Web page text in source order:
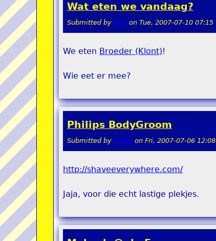
Wat eten we vandaag?
Submitted by KKS on Tue, 2007-07-10 07:15
We eten Broeder (Klont)!
Wie eet er mee?
Philips BodyGroom
Submitted by rippie on Fri, 2007-07-06 12:08
http://shaveeverywhere.com/
Jaja, voor die echt lastige plekjes.